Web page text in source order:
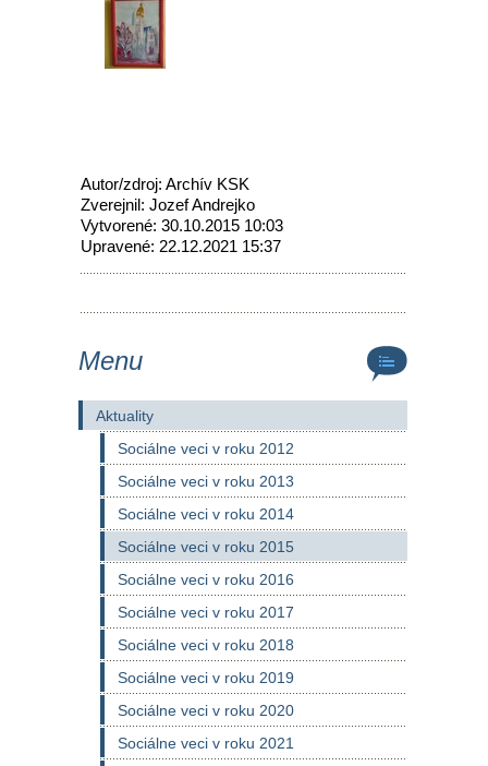
Autor/zdroj: Archív KSK
Zverejnil: Jozef Andrejko
Vytvorené: 30.10.2015 10:03
Upravené: 22.12.2021 15:37
Menu
Aktuality
Sociálne veci v roku 2012
Sociálne veci v roku 2013
Sociálne veci v roku 2014
Sociálne veci v roku 2015
Sociálne veci v roku 2016
Sociálne veci v roku 2017
Sociálne veci v roku 2018
Sociálne veci v roku 2019
Sociálne veci v roku 2020
Sociálne veci v roku 2021